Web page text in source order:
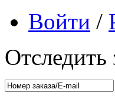
Войти /
Отследить